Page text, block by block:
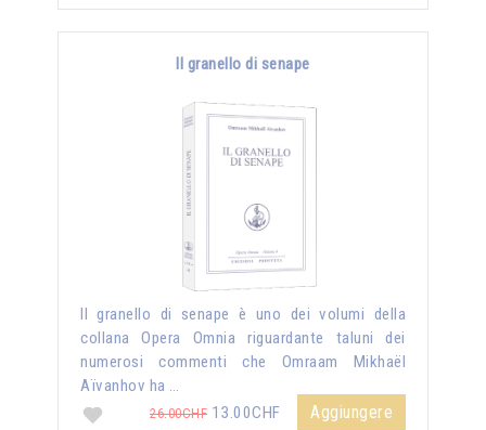
Il granello di senape
Il granello di senape è uno dei volumi della
collana Opera Omnia riguardante taluni dei
numerosi commenti che Omraam Mikhaël
Aïvanhov ha …
26.00CHF 13.00CHF Aggiungere